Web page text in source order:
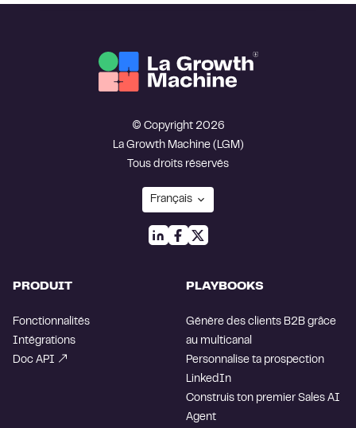
© Copyright 2026
La Growth Machine (LGM)
Tous droits réservés
PRODUIT
Fonctionnalités
Intégrations
Doc API
PLAYBOOKS
Génère des clients B2B grâce
au multicanal
Personnalise ta prospection
LinkedIn
Construis ton premier Sales AI
Agent